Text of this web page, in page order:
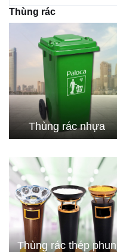
Thùng rác
Thùng rác nhựa
Thùng rác thép phun